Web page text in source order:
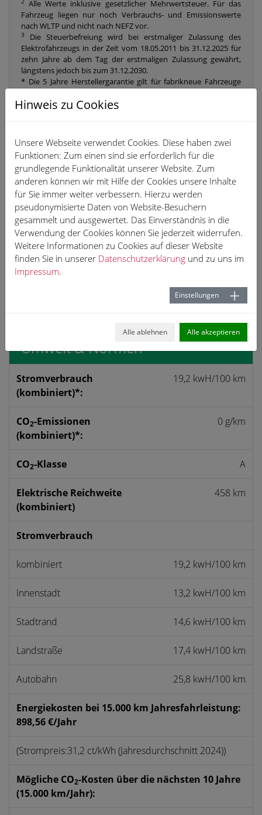
2
Alle Werte inklusive gesetzlicher Mehrwertsteuer. Für das
Fahrzeug liegen nur noch Verbrauchs- und Emissionswerte
nach WLTP und nicht nach NEFZ vor.
3
Die Steuerbefreiung wird bei erstmaliger Zulassung des
Elektrofahrzeugs in der Zeit vom 18.05.2011 bis 31.12.2025 für
zehn Jahre ab dem Tag der erstmaligen Zulassung gewährt,
längstens jedoch bis zum 31.12.2030.
* Die 5 Jahre Herstellergarantie gilt für fabrikneue Fahrzeuge
in Werkstoff und Werk arbeit. In den ersten zwei Jahren ist die
bis fünften Jahr, je nachdem, welches Ereignis zuerst eintritt.
Unser Finanzierungsangebot
monatliche Rate 339,- €1,2
inkl. Überführungskosten
Umwelt & Normen
Strom­verbrauch
(kombiniert)*:
19,2 kwH/100 km
CO2-Emissionen
(kombiniert)*:
0 g/km
CO2-Klasse A
Elektrische Reichweite
(kombiniert)
458 km
Stromverbrauch
kombiniert 19,2 kwH/100 km
Innenstadt 13,2 kwH/100 km
Stadtrand 14,6 kwH/100 km
Landstraße 17,4 kwH/100 km
Autobahn 25,8 kwH/100 km
Energiekosten bei 15.000 km Jahresfahrleistung:
898,56 €/Jahr
(Strompreis:31,2 ct/kWh (Jahresdurchschnitt 2024))
Mögliche CO2-Kosten über die nächsten 10 Jahre
(15.000 km/Jahr):
Hinweis zu Cookies
Unsere Webseite verwendet Cookies. Diese haben zwei
Funktionen: Zum einen sind sie erforderlich für die
grundlegende Funktionalität unserer Website. Zum
anderen können wir mit Hilfe der Cookies unsere Inhalte
für Sie immer weiter verbessern. Hierzu werden
pseudonymisierte Daten von Website-Besuchern
gesammelt und ausgewertet. Das Einverständnis in die
Verwendung der Cookies können Sie jederzeit widerrufen.
Weitere Informationen zu Cookies auf dieser Website
finden Sie in unserer Datenschutzerklärung und zu uns im
Impressum.
Einstellungen
Alle ablehnen Alle akzeptieren